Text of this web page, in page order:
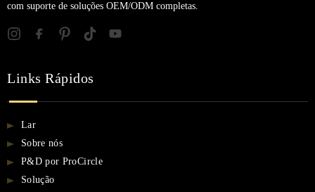
com suporte de soluções OEM/ODM completas.
Links Rápidos
Lar
Sobre nós
P&D por ProCircle
Solução